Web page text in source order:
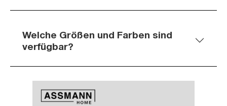
Welche Größen und Farben sind
verfügbar?